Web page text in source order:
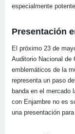
especialmente
Presentación
El próximo 23 de
Auditorio Nacional de
emblemáticos de la
representa un paso
banda en el mercado
con Enjambre no es
una presentación